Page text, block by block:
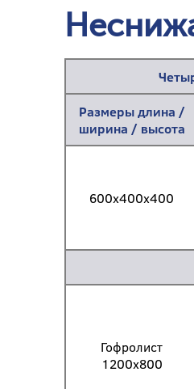
Размеры длина /
ширина / высота
600х400х400
Гофролист
1200х800